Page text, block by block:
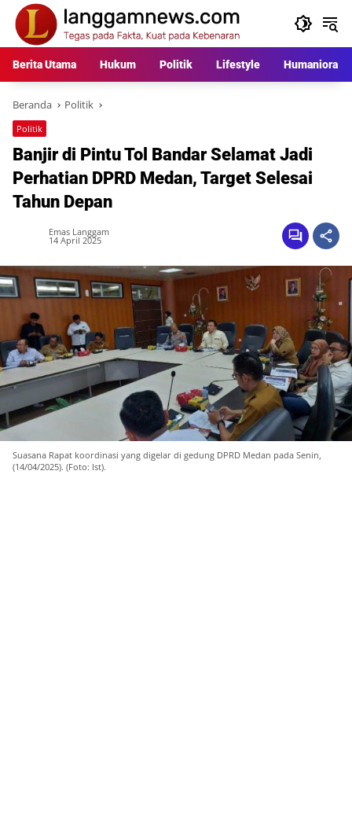
Langsung
konten
Berita Utama Hukum Politik Lifestyle Humaniora
Beranda Politik
Politik
Banjir di Pintu Tol Bandar Selamat Jadi
Perhatian DPRD Medan, Target Selesai
Tahun Depan
Emas Langgam
14 April 2025
Suasana Rapat koordinasi yang digelar di gedung DPRD Medan pada Senin,
(14/04/2025). (Foto: Ist).